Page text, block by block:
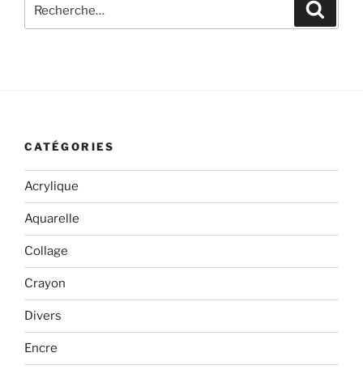
pour
CATÉGORIES
Acrylique
Aquarelle
Collage
Crayon
Divers
Encre